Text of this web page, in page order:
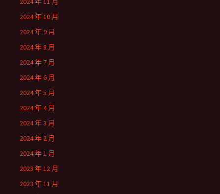
2024 年 10 月
2024 年 9 月
2024 年 8 月
2024 年 7 月
2024 年 6 月
2024 年 5 月
2024 年 4 月
2024 年 3 月
2024 年 2 月
2024 年 1 月
2023 年 12 月
2023 年 11 月